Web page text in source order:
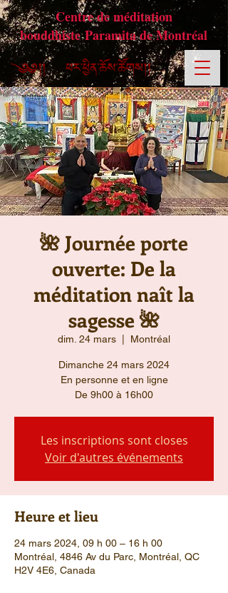
Centre de méditation
bouddhiste Paramita de Montréal
🌺 Journée porte
ouverte: De la
méditation naît la
sagesse 🌺
dim. 24 mars Montréal
Dimanche 24 mars 2024
En personne et en ligne
De 9h00 à 16h00
Les inscriptions sont closes
Voir d'autres événements
Heure et lieu
24 mars 2024, 09 h 00 – 16 h 00
Montréal, 4846 Av du Parc, Montréal, QC
H2V 4E6, Canada